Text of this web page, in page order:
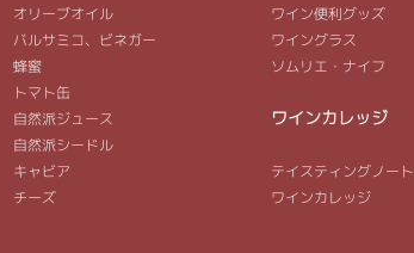
オリーブオイル
バルサミコ、ビネガー
蜂蜜
トマト缶
自然派ジュース
自然派シードル
キャビア
チーズ
ワイン便利グッズ
ワイングラス
ソムリエ・ナイフ
ワインカレッジ
テイスティングノート
ワインカレッジ